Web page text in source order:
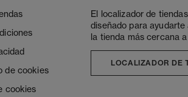
de cookies
cookies
El localizador de
diseñado para
la tienda más cercana
LOCALIZADOR DE